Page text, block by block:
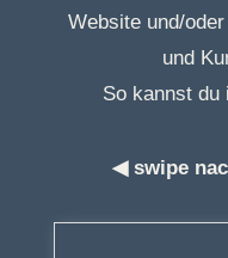
Website und/
und
So kannst du
◀ swipe